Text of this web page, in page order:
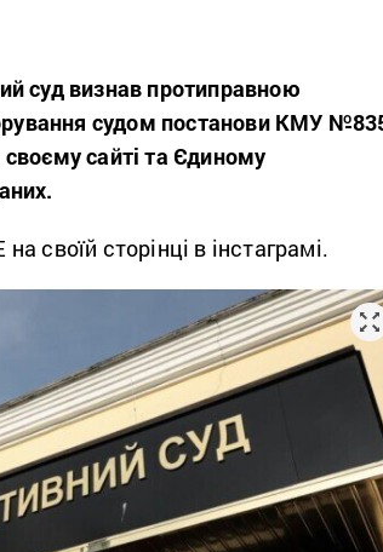
суд визнав протиправною
судом постанови КМУ
сайті та Єдиному
своїй сторінці в інстаграмі.